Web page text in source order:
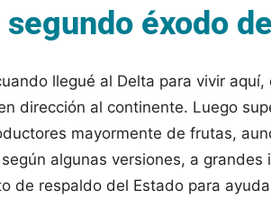
éxodo
llegué al Delta para vivir
dirección al continente. Luego
mayormente de frutas,
algunas versiones, a grandes
de respaldo del Estado para